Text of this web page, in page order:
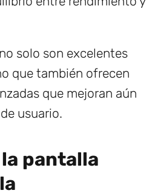
solo son excelentes
que también ofrecen
que mejoran aún
usuario.
pantalla